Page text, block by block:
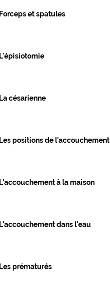
Forceps et spatules
L'épisiotomie
La césarienne
Les positions de l'accouchement
L'accouchement à la maison
L'accouchement dans l'eau
Les prématurés